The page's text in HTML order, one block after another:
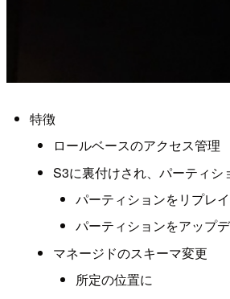
特徴
ロールベースのアクセス管理
S3に裏付けされ、パーティシ
パーティションをリプレ
パーティションをアップ
マネージドのスキーマ変更
所定の位置に